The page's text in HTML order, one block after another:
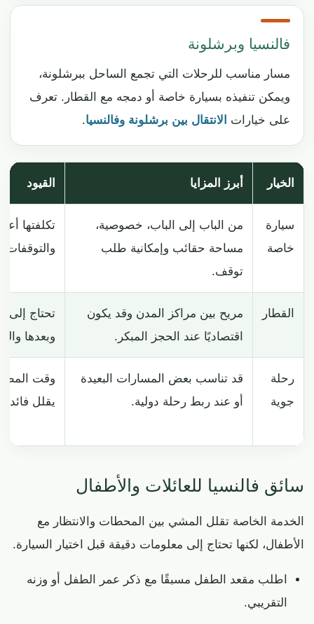
فالنسيا وبرشلونة
مسار مناسب للرحلات التي تجمع الساحل ببرشلونة،
ويمكن تنفيذه بسيارة خاصة أو دمجه مع القطار. تعرف
على خيارات
الانتقال بين برشلونة وفالنسيا.
الخيار أبرز المزايا القيود
سيارة
خاصة
من الباب إلى الباب، خصوصية،
مساحة حقائب وإمكانية طلب
توقف.
تكلفتها
القطار
مريح بين مراكز المدن وقد يكون
اقتصاديًا عند الحجز المبكر.
تحتاج إلى
وبعدها
رحلة
جوية
قد تناسب بعض المسارات البعيدة
أو عند ربط رحلة دولية.
وقت
يقلل
سائق فالنسيا للعائلات والأطفال
الخدمة الخاصة تقلل المشي بين المحطات والانتظار مع
الأطفال، لكنها تحتاج إلى معلومات دقيقة قبل اختيار السيارة.
اطلب مقعد الطفل مسبقًا مع ذكر عمر الطفل أو وزنه
التقريبي.